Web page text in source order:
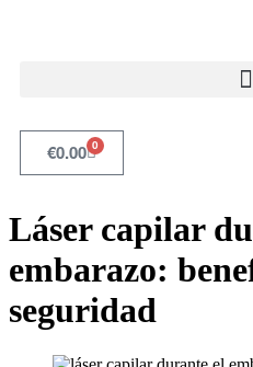
€0.00 0
Láser capilar
embarazo:
seguridad